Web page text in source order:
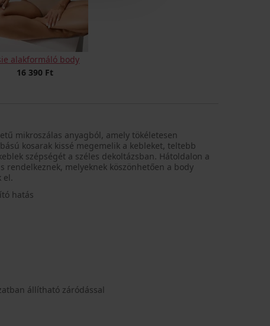
alakformáló body
16 390 Ft
mikroszálas anyagból, amely tökéletesen
kosarak kissé megemelik a kebleket, teltebb
szépségét a széles dekoltázsban. Hátoldalon a
rendelkeznek, melyeknek köszönhetően a body
el.
hatás
állítható záródással